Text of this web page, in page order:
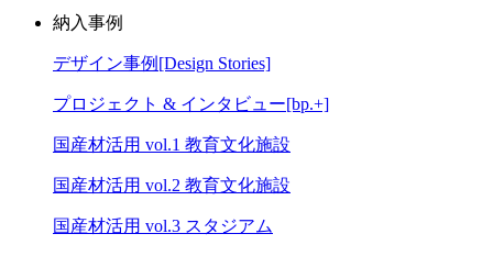
納入事例
デザイン事例[Design Stories]
プロジェクト & インタビュー[bp.+]
国産材活用 vol.1 教育文化施設
国産材活用 vol.2 教育文化施設
国産材活用 vol.3 スタジアム